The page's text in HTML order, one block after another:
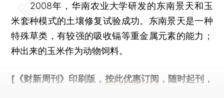
2008年，华南农业大学研发的东南景天和玉
米套种模式的土壤修复试验成功。东南景天是一种
特殊草类，有较强的吸收镉等重金属元素的能力；
种出来的玉米作为动物饲料。
[《财新周刊》印刷版， 按此优惠订阅 ，随时起刊，